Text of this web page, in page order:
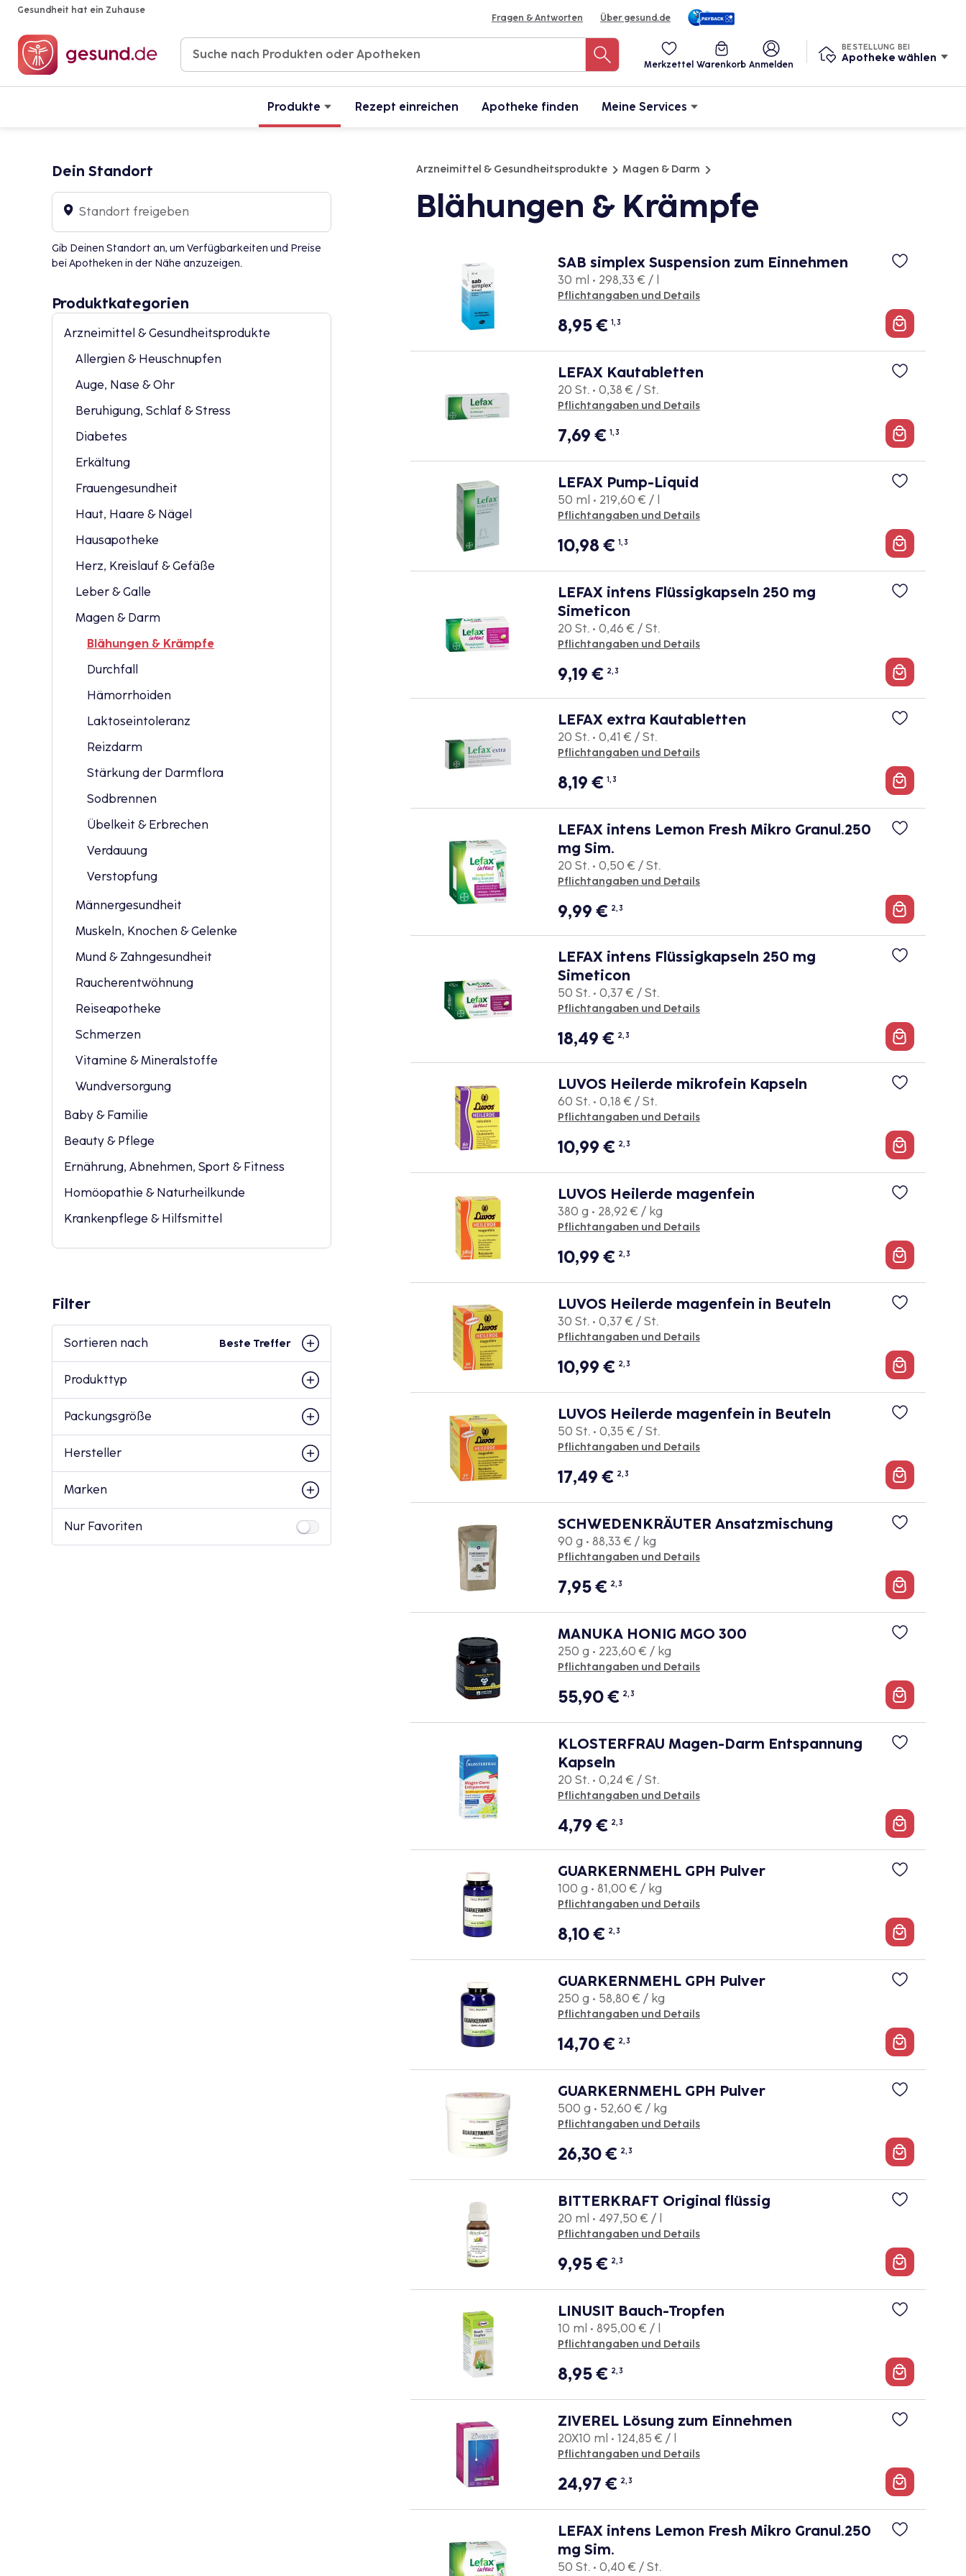
Gesundheit hat ein Zuhause
Fragen & Antworten Über gesund.de
Merkzettel Warenkorb Anmelden
BESTELLUNG BEI
Apotheke wählen
Produkte Rezept einreichen Apotheke finden Meine Services
Dein Standort
Standort freigeben
Gib Deinen Standort an, um Verfügbarkeiten und Preise
bei Apotheken in der Nähe anzuzeigen.
Produktkategorien
Arzneimittel & Gesundheitsprodukte
Allergien & Heuschnupfen
Auge, Nase & Ohr
Beruhigung, Schlaf & Stress
Diabetes
Erkältung
Frauengesundheit
Haut, Haare & Nägel
Hausapotheke
Herz, Kreislauf & Gefäße
Leber & Galle
Magen & Darm
Blähungen & Krämpfe
Durchfall
Hämorrhoiden
Laktoseintoleranz
Reizdarm
Stärkung der Darmflora
Sodbrennen
Übelkeit & Erbrechen
Verdauung
Verstopfung
Männergesundheit
Muskeln, Knochen & Gelenke
Mund & Zahngesundheit
Raucherentwöhnung
Reiseapotheke
Schmerzen
Vitamine & Mineralstoffe
Wundversorgung
Baby & Familie
Beauty & Pflege
Ernährung, Abnehmen, Sport & Fitness
Homöopathie & Naturheilkunde
Krankenpflege & Hilfsmittel
Filter
Sortieren nach Beste Treffer
Produkttyp
Packungsgröße
Hersteller
Marken
Nur Favoriten
Arzneimittel & Gesundheitsprodukte Magen & Darm
Blähungen & Krämpfe
SAB simplex Suspension zum Einnehmen
30 ml • 298,33 € / l
Pflichtangaben und Details
8,95€ 1, 3
LEFAX Kautabletten
20 St. • 0,38 € / St.
Pflichtangaben und Details
7,69€ 1, 3
LEFAX Pump-Liquid
50 ml • 219,60 € / l
Pflichtangaben und Details
10,98€ 1, 3
LEFAX intens Flüssigkapseln 250 mg
Simeticon
20 St. • 0,46 € / St.
Pflichtangaben und Details
9,19€ 2, 3
LEFAX extra Kautabletten
20 St. • 0,41 € / St.
Pflichtangaben und Details
8,19€ 1, 3
LEFAX intens Lemon Fresh Mikro Granul.250
mg Sim.
20 St. • 0,50 € / St.
Pflichtangaben und Details
9,99€ 2, 3
LEFAX intens Flüssigkapseln 250 mg
Simeticon
50 St. • 0,37 € / St.
Pflichtangaben und Details
18,49€ 2, 3
LUVOS Heilerde mikrofein Kapseln
60 St. • 0,18 € / St.
Pflichtangaben und Details
10,99€ 2, 3
LUVOS Heilerde magenfein
380 g • 28,92 € / kg
Pflichtangaben und Details
10,99€ 2, 3
LUVOS Heilerde magenfein in Beuteln
30 St. • 0,37 € / St.
Pflichtangaben und Details
10,99€ 2, 3
LUVOS Heilerde magenfein in Beuteln
50 St. • 0,35 € / St.
Pflichtangaben und Details
17,49€ 2, 3
SCHWEDENKRÄUTER Ansatzmischung
90 g • 88,33 € / kg
Pflichtangaben und Details
7,95€ 2, 3
MANUKA HONIG MGO 300
250 g • 223,60 € / kg
Pflichtangaben und Details
55,90€ 2, 3
KLOSTERFRAU Magen-Darm Entspannung
Kapseln
20 St. • 0,24 € / St.
Pflichtangaben und Details
4,79€ 2, 3
GUARKERNMEHL GPH Pulver
100 g • 81,00 € / kg
Pflichtangaben und Details
8,10€ 2, 3
GUARKERNMEHL GPH Pulver
250 g • 58,80 € / kg
Pflichtangaben und Details
14,70€ 2, 3
GUARKERNMEHL GPH Pulver
500 g • 52,60 € / kg
Pflichtangaben und Details
26,30€ 2, 3
BITTERKRAFT Original flüssig
20 ml • 497,50 € / l
Pflichtangaben und Details
9,95€ 2, 3
LINUSIT Bauch-Tropfen
10 ml • 895,00 € / l
Pflichtangaben und Details
8,95€ 2, 3
ZIVEREL Lösung zum Einnehmen
20X10 ml • 124,85 € / l
Pflichtangaben und Details
24,97€ 2, 3
LEFAX intens Lemon Fresh Mikro Granul.250
mg Sim.
50 St. • 0,40 € / St.